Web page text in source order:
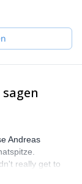
and Gerald, all
how to do
Andreas
really get to
But the guiding